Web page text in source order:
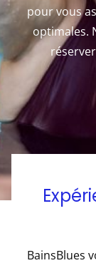
pour vous
optimales.
BainsBlues